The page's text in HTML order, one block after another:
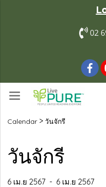
02
Calendar > วันจักรี
วันจักรี
6 เม.ย 2567 - 6 เม.ย 2567